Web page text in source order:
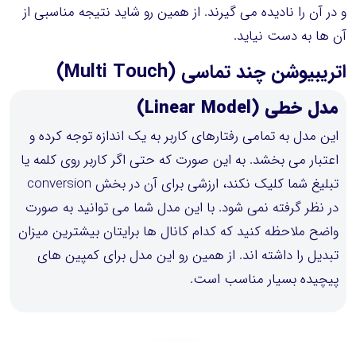
و در آن را نادیده می گیرند. از همین رو شاید نتیجه مناسبی از
آن ها به دست نیاید.
اتریبیوشن چند تماسی (Multi Touch)
مدل خطی (Linear Model)
این مدل به تمامی رفتارهای کاربر به یک اندازه توجه کرده و
اعتبار می بخشد. به این صورت که حتی اگر کاربر روی کلمه یا
تبلیغ شما کلیک نکند، ارزشی برای آن در بخش conversion
در نظر گرفته نمی شود. با این مدل شما می توانید به صورت
واضح ملاحظه کنید که کدام کانال ها برایتان بیشترین میزان
تبدیل را داشته اند. از همین رو این مدل برای کمپین های
پیچیده بسیار مناسب است.